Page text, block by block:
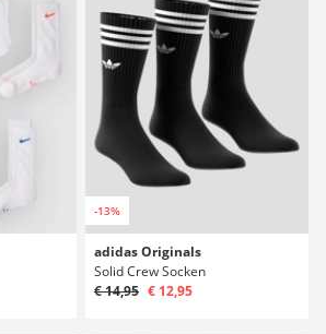
-13%
adidas Originals
Solid Crew Socken
€ 14,95 € 12,95